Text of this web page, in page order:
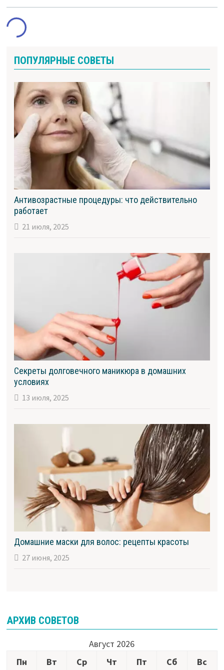
ПОПУЛЯРНЫЕ СОВЕТЫ
Антивозрастные процедуры: что действительно
работает
21 июля, 2025
Секреты долговечного маникюра в домашних
условиях
13 июля, 2025
Домашние маски для волос: рецепты красоты
27 июня, 2025
АРХИВ СОВЕТОВ
Август 2026
Пн
Вт Ср Чт Пт Сб Вс